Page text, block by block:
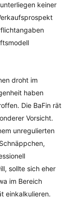
keiner
droht im
haben
Die BaFin rät
Vorsicht.
unregulierten
sollte sich eher
im Bereich
einkalkulieren.